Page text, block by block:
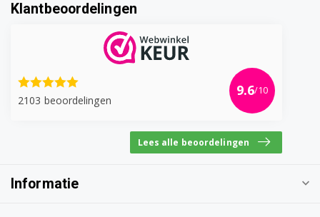
Bosch KIL20V21FF/03
Bosch KIL20V21FF/04
Bosch KIL20V21FF/06
Bosch KIL20V40/02
Klantbeoordelingen
2103 beoordelingen
9.6/10
Lees alle beoordelingen
Informatie